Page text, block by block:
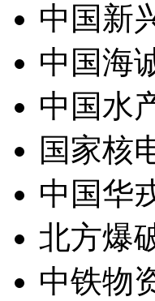
中国新
中国海
中国水
国家核
中国华
北方爆
中铁物